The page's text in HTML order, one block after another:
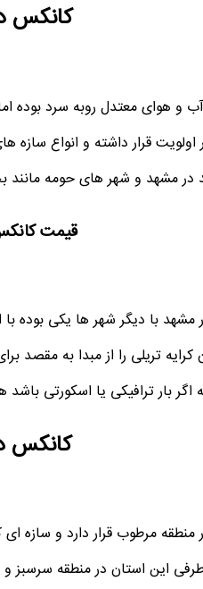
کانکس
و هوای معتدل روبه سرد بوده
قرار داشته و انواع
مشهد و شهر های حومه مانند
قیمت
با دیگر شهر ها یکی بوده
اگر بار ترافیکی یا اسکورتی
کانکس
مرطوب قرار دارد و سازه ای
این استان در منطقه سرسبز و